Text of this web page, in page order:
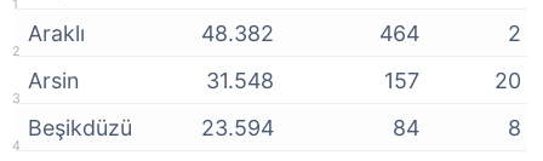
Araklı
48.382 464
2
Arsin
31.548 157
20
Beşikdüzü
23.594 84
8